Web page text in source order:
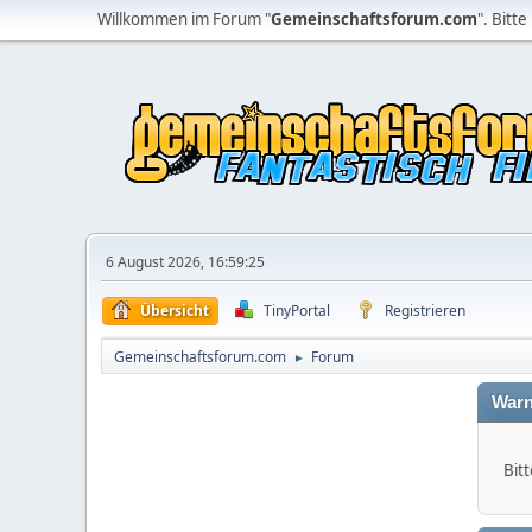
Willkommen im Forum "Gemeinschaftsforum.com". Bitte
6 August 2026, 16:59:25
Übersicht TinyPortal Registrieren
Gemeinschaftsforum.com ► Forum